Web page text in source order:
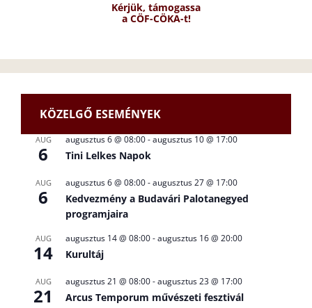
Kérjük, támogassa
a CÖF-CÖKA-t!
KÖZELGŐ ESEMÉNYEK
AUG
6
augusztus 6 @ 08:00-augusztus 10 @ 17:00
Tini Lelkes Napok
AUG
6
augusztus 6 @ 08:00-augusztus 27 @ 17:00
Kedvezmény a Budavári Palotanegyed
programjaira
AUG
14
augusztus 14 @ 08:00-augusztus 16 @ 20:00
Kurultáj
AUG
21
augusztus 21 @ 08:00-augusztus 23 @ 17:00
Arcus Temporum művészeti fesztivál